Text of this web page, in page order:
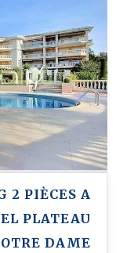
2 PIÈCES A
PLATEAU
DAME